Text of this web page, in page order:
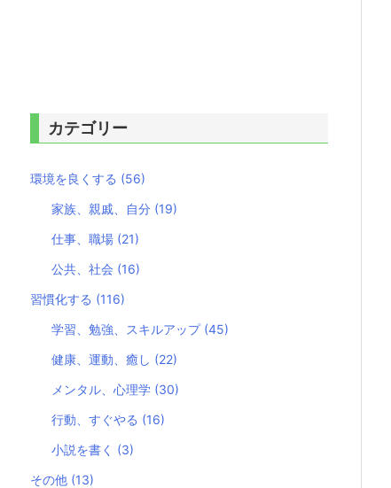
カテゴリー
環境を良くする (56)
家族、親戚、自分 (19)
仕事、職場 (21)
公共、社会 (16)
習慣化する (116)
学習、勉強、スキルアップ (45)
健康、運動、癒し (22)
メンタル、心理学 (30)
行動、すぐやる (16)
小説を書く (3)
その他 (13)